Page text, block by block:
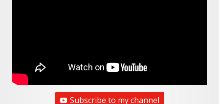
Subscribe to my channel